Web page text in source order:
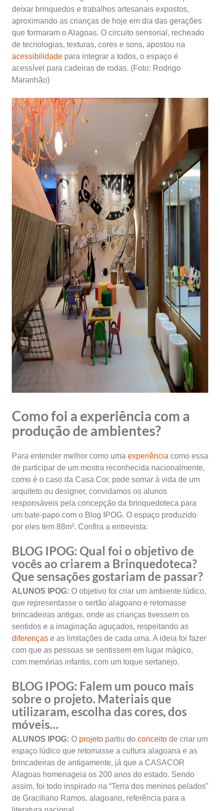
deixar brinquedos e trabalhos artesanais expostos,
aproximando as crianças de hoje em dia das gerações
que formaram o Alagoas. O circuito sensorial, recheado
de tecnologias, texturas, cores e sons, apostou na
acessibilidade para integrar a todos, o espaço é
acessível para cadeiras de rodas. (Foto: Rodrigo
Maranhão)
Como foi a experiência com a
produção de ambientes?
Para entender melhor como uma experiência como essa
de participar de um mostra reconhecida nacionalmente,
como é o caso da Casa Cor, pode somar à vida de um
arquiteto ou designer, convidamos os alunos
responsáveis pela concepção da brinquedoteca para
um bate-papo com o Blog IPOG. O espaço produzido
por eles tem 88m². Confira a entrevista:
BLOG IPOG: Qual foi o objetivo de
vocês ao criarem a Brinquedoteca?
Que sensações gostariam de passar?
ALUNOS IPOG: O objetivo foi criar um ambiente lúdico,
que representasse o sertão alagoano e retomasse
brincadeiras antigas, onde as crianças tivessem os
sentidos e a imaginação aguçados, respeitando as
diferenças e as limitações de cada uma. A ideia foi fazer
com que as pessoas se sentissem em lugar mágico,
com memórias infantis, com um toque sertanejo.
BLOG IPOG: Falem um pouco mais
sobre o projeto. Materiais que
utilizaram, escolha das cores, dos
móveis…
ALUNOS IPOG: O projeto partiu do conceito de criar um
espaço lúdico que retomasse a cultura alagoana e as
brincadeiras de antigamente, já que a CASACOR
Alagoas homenageia os 200 anos do estado. Sendo
assim, foi todo inspirado na “Terra dos meninos pelados”
de Graciliano Ramos, alagoano, referência para a